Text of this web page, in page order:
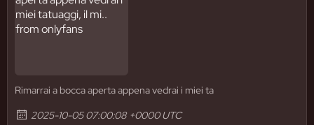
Rimarrai a bocca aperta appena vedrai i miei ta
2025-10-05 07:00:08 +0000 UTC